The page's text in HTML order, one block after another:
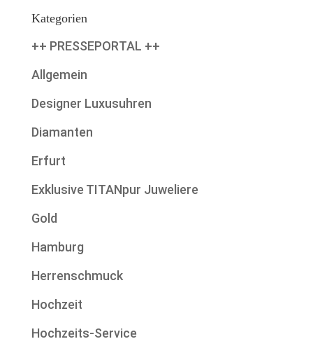
Kategorien
++ PRESSEPORTAL ++
Allgemein
Designer Luxusuhren
Diamanten
Erfurt
Exklusive TITANpur Juweliere
Gold
Hamburg
Herrenschmuck
Hochzeit
Hochzeits-Service